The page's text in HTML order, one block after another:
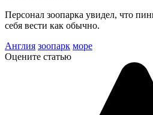
Персонал зоопарка увидел, что
себя вести как обычно.
Англия зоопарк море
Оцените статью